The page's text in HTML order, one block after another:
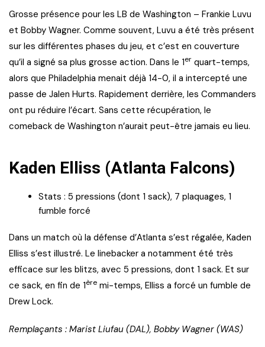
Grosse présence pour les LB de Washington – Frankie Luvu
et Bobby Wagner. Comme souvent, Luvu a été très présent
sur les différentes phases du jeu, et c’est en couverture
qu’il a signé sa plus grosse action. Dans le 1er quart-temps,
alors que Philadelphia menait déjà 14-0, il a intercepté une
passe de Jalen Hurts. Rapidement derrière, les Commanders
ont pu réduire l’écart. Sans cette récupération, le
comeback de Washington n’aurait peut-être jamais eu lieu.
Kaden Elliss (Atlanta Falcons)
Stats : 5 pressions (dont 1 sack), 7 plaquages, 1
fumble forcé
Dans un match où la défense d’Atlanta s’est régalée, Kaden
Elliss s’est illustré. Le linebacker a notamment été très
efficace sur les blitzs, avec 5 pressions, dont 1 sack. Et sur
ce sack, en fin de 1ère mi-temps, Elliss a forcé un fumble de
Drew Lock.
Remplaçants : Marist Liufau (DAL), Bobby Wagner (WAS)